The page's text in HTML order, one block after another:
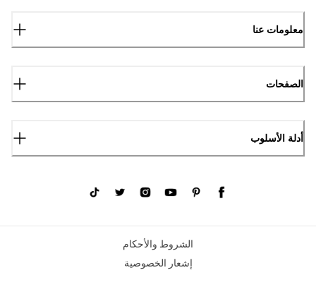
معلومات عنا
الصفحات
أدلة الأسلوب
الشروط والأحكام
إشعار الخصوصية